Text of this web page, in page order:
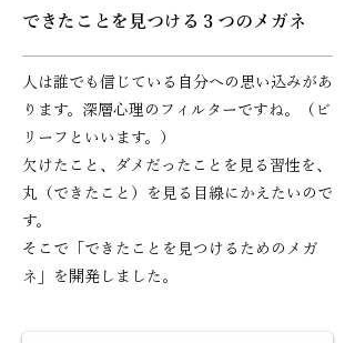
できたことを見つける３つのメガネ
人は誰でも信じている自分への思い込みがあ
ります。深層心理のフィルターですね。（ビ
リーフといいます。）
欠けたこと、ダメだったことを見る習性を、
丸（できたこと）を見る目線にかえたいので
す。
そこで「できたことを見つけるためのメガ
ネ」を開発しました。